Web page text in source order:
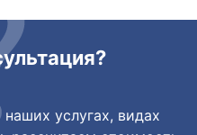
услугах, видах